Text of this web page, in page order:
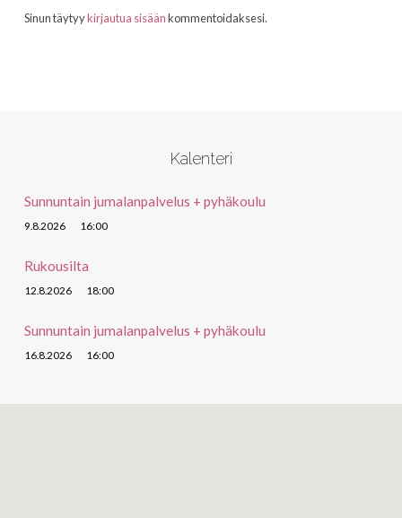
Sinun täytyykirjautua sisäänkommentoidaksesi.
Kalenteri
Sunnuntain jumalanpalvelus + pyhäkoulu
9.8.2026 16:00
Rukousilta
12.8.2026 18:00
Sunnuntain jumalanpalvelus + pyhäkoulu
16.8.2026 16:00